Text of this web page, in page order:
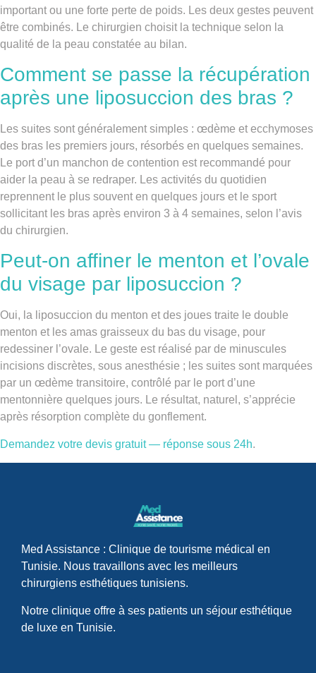
important ou une forte perte de poids. Les deux gestes peuvent
être combinés. Le chirurgien choisit la technique selon la
qualité de la peau constatée au bilan.
Comment se passe la récupération
après une liposuccion des bras ?
Les suites sont généralement simples : œdème et ecchymoses
des bras les premiers jours, résorbés en quelques semaines.
Le port d’un manchon de contention est recommandé pour
aider la peau à se redraper. Les activités du quotidien
reprennent le plus souvent en quelques jours et le sport
sollicitant les bras après environ 3 à 4 semaines, selon l’avis
du chirurgien.
Peut-on affiner le menton et l’ovale
du visage par liposuccion ?
Oui, la liposuccion du menton et des joues traite le double
menton et les amas graisseux du bas du visage, pour
redessiner l’ovale. Le geste est réalisé par de minuscules
incisions discrètes, sous anesthésie ; les suites sont marquées
par un œdème transitoire, contrôlé par le port d’une
mentonnière quelques jours. Le résultat, naturel, s’apprécie
après résorption complète du gonflement.
Demandez votre devis gratuit — réponse sous 24h.
Med Assistance : Clinique de tourisme médical en
Tunisie. Nous travaillons avec les meilleurs
chirurgiens esthétiques tunisiens.
Notre clinique offre à ses patients un séjour esthétique
de luxe en Tunisie.